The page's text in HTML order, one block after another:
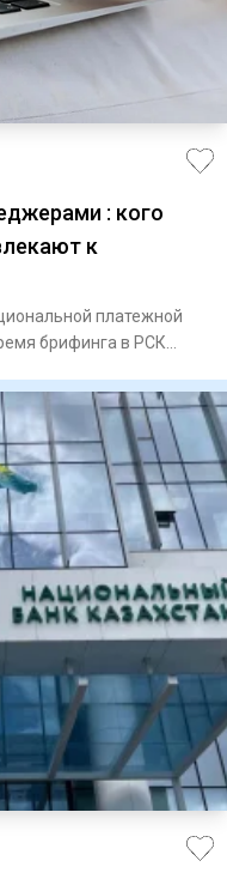
: кого
к
платежной
брифинга в РСК